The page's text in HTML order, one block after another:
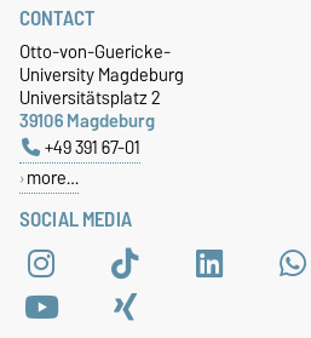
SOCIAL MEDIA
CONTACT
Otto-von-Guericke-
University Magdeburg
Universitätsplatz 2
39106 Magdeburg
+49 391 67-01
more…